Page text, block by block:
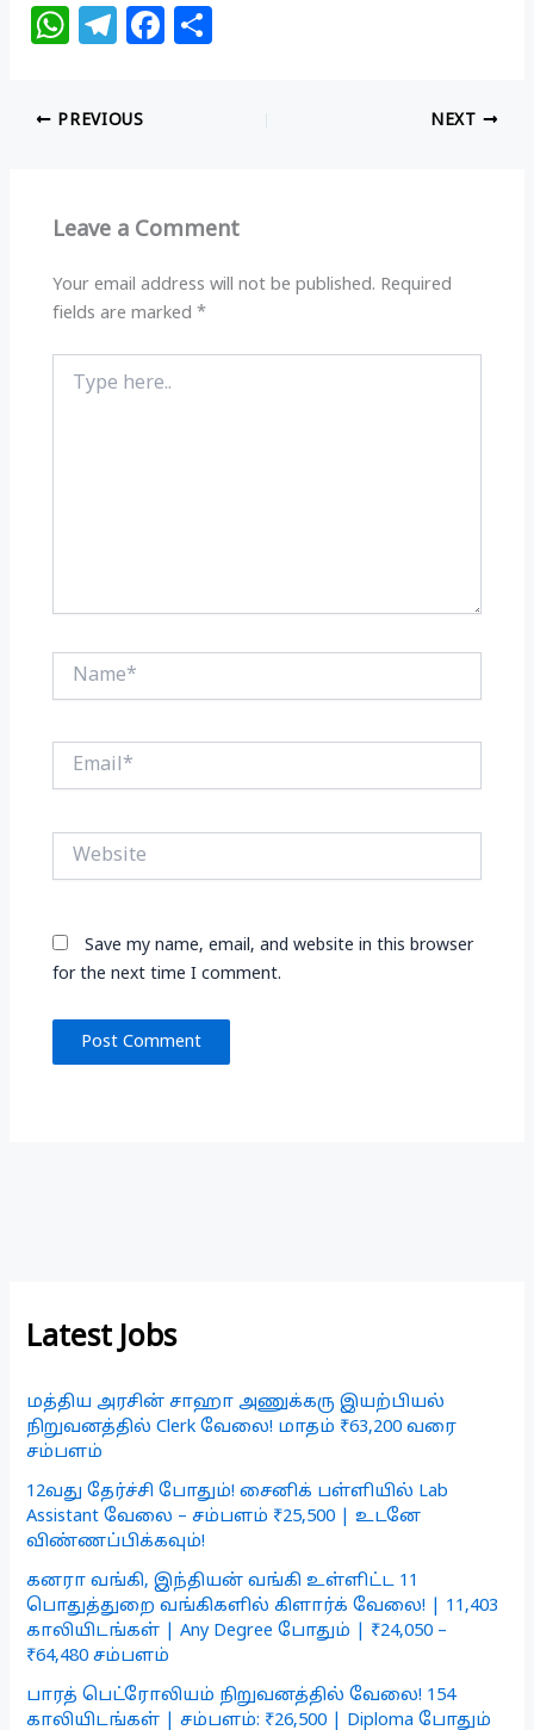
W
at
s
p
T
e
g
m
F
o
k
PREVIOUS NEXT
Leave a Comment
Your email address will not be published. Required
fields are marked*
here..
Name*
Email*
Website
Save my name, email, and website in this browser
for the next time I comment.
Latest Jobs
மத்திய அரசின் சாஹா அணுக்கரு இயற்பியல்
நிறுவனத்தில் Clerk வேலை! மாதம் ₹63,200 வரை
சம்பளம்
12வது தேர்ச்சி போதும்! சைனிக் பள்ளியில் Lab
Assistant வேலை – சம்பளம் ₹25,500 | உடனே
விண்ணப்பிக்கவும்!
கனரா வங்கி, இந்தியன் வங்கி உள்ளிட்ட 11
பொதுத்துறை வங்கிகளில் கிளார்க் வேலை! | 11,403
காலியிடங்கள் | Any Degree போதும் | ₹24,050 –
₹64,480 சம்பளம்
பாரத் பெட்ரோலியம் நிறுவனத்தில் வேலை! 154
காலியிடங்கள் | சம்பளம்: ₹26,500 | Diploma போதும்